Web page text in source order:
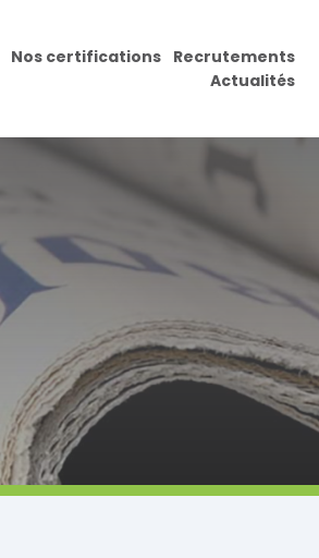
Nos certifications
Recrutements
Actualités